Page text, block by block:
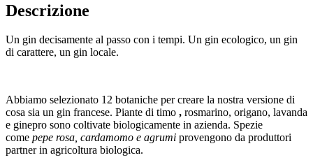
Descrizione
Un gin decisamente al passo con i tempi. Un gin ecologico, un gin
di carattere, un gin locale.
Abbiamo selezionato 12 botaniche per creare la nostra versione di
cosa sia un gin francese. Piante di timo , rosmarino, origano, lavanda
e ginepro sono coltivate biologicamente in azienda. Spezie
come pepe rosa, cardamomo e agrumi provengono da produttori
partner in agricoltura biologica.